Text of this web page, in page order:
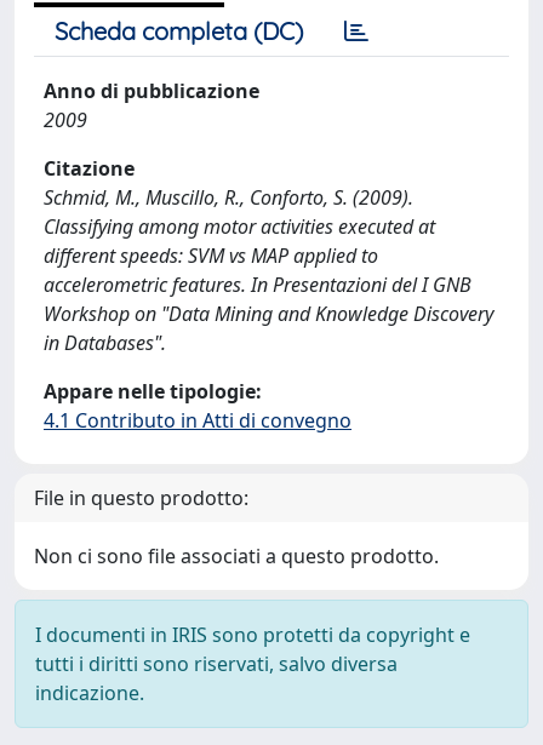
Scheda completa (DC)
Anno di pubblicazione
2009
Citazione
Schmid, M., Muscillo, R., Conforto, S. (2009).
Classifying among motor activities executed at
different speeds: SVM vs MAP applied to
accelerometric features. In Presentazioni del I GNB
Workshop on "Data Mining and Knowledge Discovery
in Databases".
Appare nelle tipologie:
4.1 Contributo in Atti di convegno
File in questo prodotto:
Non ci sono file associati a questo prodotto.
I documenti in IRIS sono protetti da copyright e
tutti i diritti sono riservati, salvo diversa
indicazione.